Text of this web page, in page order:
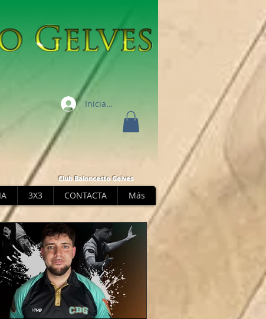
Iniciar sesión
Club Baloncesto Gelves
3X3 CONTACTA Más